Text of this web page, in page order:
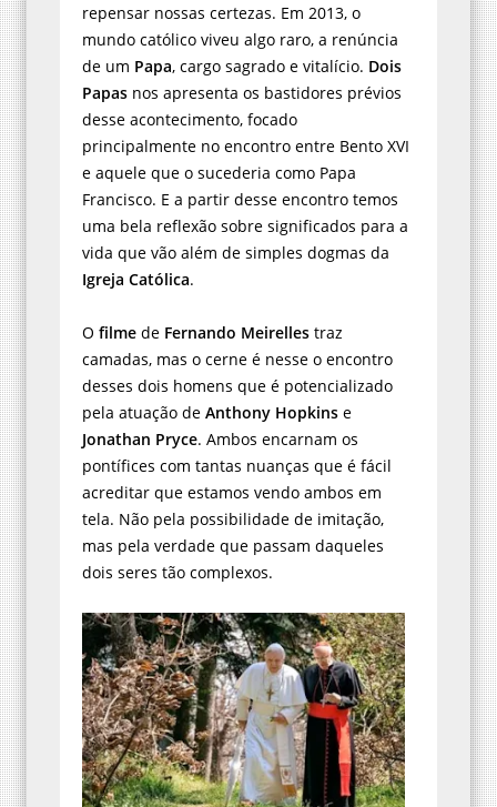
repensar nossas certezas. Em 2013, o
mundo católico viveu algo raro, a renúncia
de um Papa, cargo sagrado e vitalício. Dois
Papas nos apresenta os bastidores prévios
desse acontecimento, focado
principalmente no encontro entre Bento XVI
e aquele que o sucederia como Papa
Francisco. E a partir desse encontro temos
uma bela reflexão sobre significados para a
vida que vão além de simples dogmas da
Igreja Católica.
O filme de Fernando Meirelles traz
camadas, mas o cerne é nesse o encontro
desses dois homens que é potencializado
pela atuação de Anthony Hopkins e
Jonathan Pryce. Ambos encarnam os
pontífices com tantas nuanças que é fácil
acreditar que estamos vendo ambos em
tela. Não pela possibilidade de imitação,
mas pela verdade que passam daqueles
dois seres tão complexos.